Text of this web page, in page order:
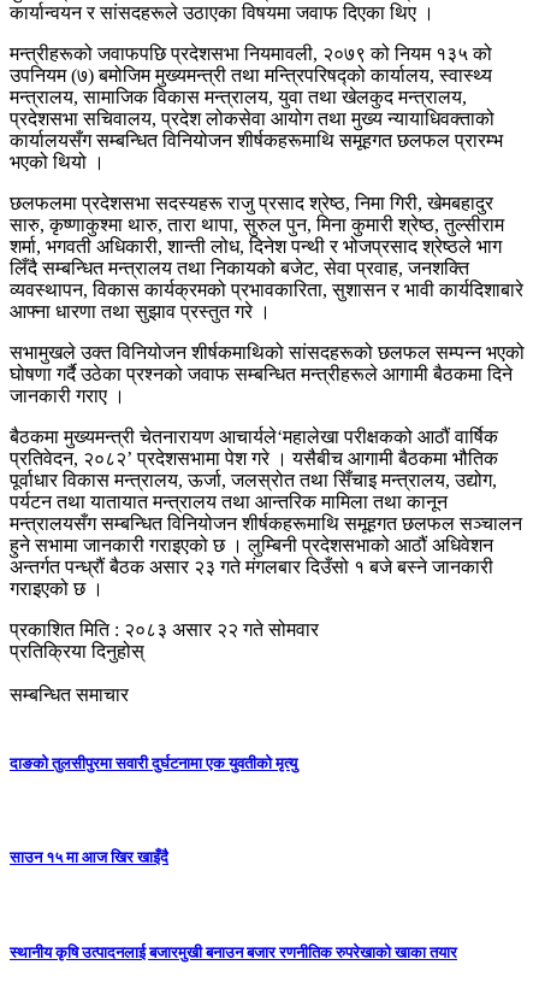
कार्यान्वयन र सांसदहरूले उठाएका विषयमा जवाफ दिएका थिए ।
मन्त्रीहरूको जवाफपछि प्रदेशसभा नियमावली, २०७९ को नियम १३५ को
उपनियम (७) बमोजिम मुख्यमन्त्री तथा मन्त्रिपरिषद्को कार्यालय, स्वास्थ्य
मन्त्रालय, सामाजिक विकास मन्त्रालय, युवा तथा खेलकुद मन्त्रालय,
प्रदेशसभा सचिवालय, प्रदेश लोकसेवा आयोग तथा मुख्य न्यायाधिवक्ताको
कार्यालयसँग सम्बन्धित विनियोजन शीर्षकहरूमाथि समूहगत छलफल प्रारम्भ
भएको थियो ।
छलफलमा प्रदेशसभा सदस्यहरू राजु प्रसाद श्रेष्ठ, निमा गिरी, खेमबहादुर
सारु, कृष्णाकुश्मा थारु, तारा थापा, सुरुल पुन, मिना कुमारी श्रेष्ठ, तुल्सीराम
शर्मा, भगवती अधिकारी, शान्ती लोध, दिनेश पन्थी र भोजप्रसाद श्रेष्ठले भाग
लिँदै सम्बन्धित मन्त्रालय तथा निकायको बजेट, सेवा प्रवाह, जनशक्ति
व्यवस्थापन, विकास कार्यक्रमको प्रभावकारिता, सुशासन र भावी कार्यदिशाबारे
आफ्ना धारणा तथा सुझाव प्रस्तुत गरे ।
सभामुखले उक्त विनियोजन शीर्षकमाथिको सांसदहरूको छलफल सम्पन्न भएको
घोषणा गर्दै उठेका प्रश्नको जवाफ सम्बन्धित मन्त्रीहरूले आगामी बैठकमा दिने
जानकारी गराए ।
बैठकमा मुख्यमन्त्री चेतनारायण आचार्यले‘महालेखा परीक्षकको आठौं वार्षिक
प्रतिवेदन, २०८२’ प्रदेशसभामा पेश गरे । यसैबीच आगामी बैठकमा भौतिक
पूर्वाधार विकास मन्त्रालय, ऊर्जा, जलस्रोत तथा सिँचाइ मन्त्रालय, उद्योग,
पर्यटन तथा यातायात मन्त्रालय तथा आन्तरिक मामिला तथा कानून
मन्त्रालयसँग सम्बन्धित विनियोजन शीर्षकहरूमाथि समूहगत छलफल सञ्चालन
हुने सभामा जानकारी गराइएको छ । लुम्बिनी प्रदेशसभाको आठौं अधिवेशन
अन्तर्गत पन्ध्रौं बैठक असार २३ गते मंगलबार दिउँसो १ बजे बस्ने जानकारी
गराइएको छ ।
प्रकाशित मिति : २०८३ असार २२ गते सोमवार
प्रतिक्रिया दिनुहोस्
सम्बन्धित समाचार
दाङको तुलसीपुरमा सवारी दुर्घटनामा एक युवतीको मृत्यु
साउन १५ मा आज खिर खाइँदै
स्थानीय कृषि उत्पादनलाई बजारमुखी बनाउन बजार रणनीतिक रुपरेखाको खाका तयार